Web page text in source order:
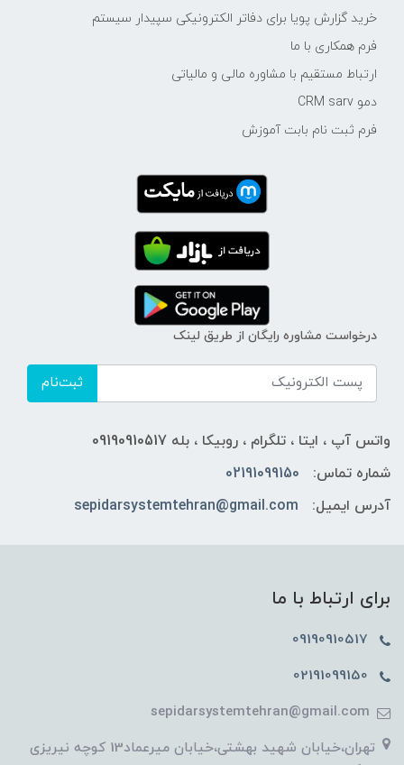
خرید گزارش پویا برای دفاتر الکترونیکی سپیدار سیستم
فرم همکاری با ما
ارتباط مستقیم با مشاوره مالی و مالیاتی
دمو CRM sarv
فرم ثبت نام بابت آموزش
درخواست مشاوره رایگان از طریق لینک
ثبت‌نام
واتس آپ ، ایتا ، تلگرام ، روبیکا ، بله 09190910517
شماره تماس:
02191099150
آدرس ایمیل:
sepidarsystemtehran@gmail.com
برای ارتباط با ما
sepidarsystemtehran@gmail.com
تهران،خیابان شهید بهشتی،خیابان میرعماد13 کوچه نیریزی